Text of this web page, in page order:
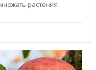
растения